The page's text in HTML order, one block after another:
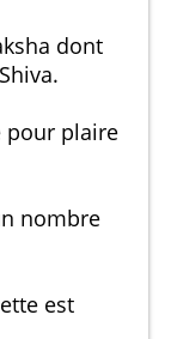
dont
pour plaire
nombre
est